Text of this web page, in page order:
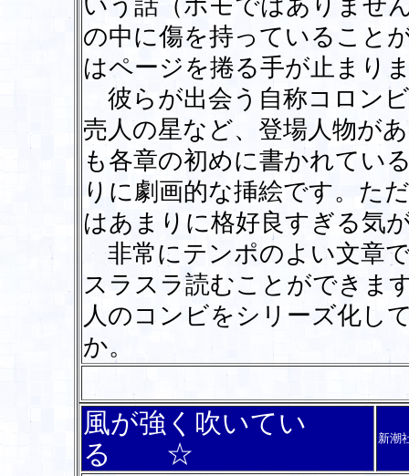
いう話（ホモではありませ
の中に傷を持っていること
はページを捲る手が止まり
彼らが出会う自称コロン
売人の星など、登場人物が
も各章の初めに書かれてい
りに劇画的な挿絵です。た
はあまりに格好良すぎる気
非常にテンポのよい文章
スラスラ読むことができま
人のコンビをシリーズ化し
か。
風が強く吹いてい
る ☆
新潮